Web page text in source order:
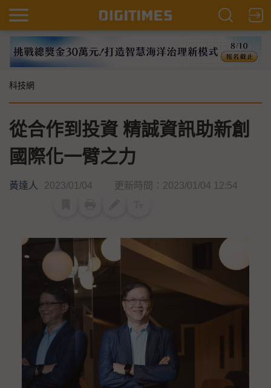
科技網
從合作到投資 精誠資訊助新創
國際化一臂之力
黃達人 2023/01/04 更新時間：2023/01/04 12:54